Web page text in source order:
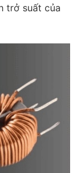
trở suất của